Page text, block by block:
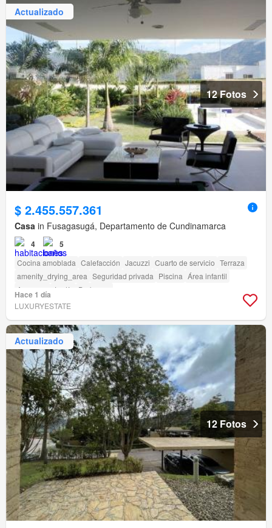
Actualizado
12 Fotos
$ 2.455.557.361
Casa in Fusagasugá, Departamento de Cundinamarca
4 5
Cocina amoblada Calefacción Jacuzzi Cuarto de servicio Terraza
amenity_drying_area Seguridad privada Piscina Área infantil
Ascensor
Jardín Barbecue
Hace 1 día
LUXURYESTATE
Actualizado
12 Fotos